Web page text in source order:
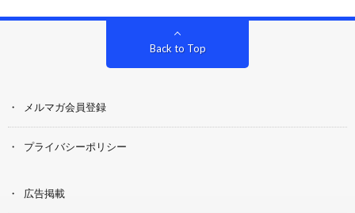
Back to Top
メルマガ会員登録
プライバシーポリシー
広告掲載